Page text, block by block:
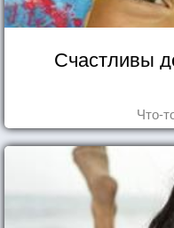
Счастливы
Что-